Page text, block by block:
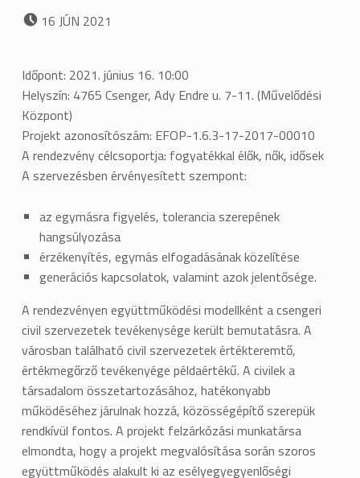
POSTED ON:
16 JÚN 2021
Időpont: 2021. június 16. 10:00
Helyszín: 4765 Csenger, Ady Endre u. 7-11. (Művelődési
Központ)
Projekt azonosítószám: EFOP-1.6.3-17-2017-00010
A rendezvény célcsoportja: fogyatékkal élők, nők, idősek
A szervezésben érvényesített szempont:
az egymásra figyelés, tolerancia szerepének
hangsúlyozása
érzékenyítés, egymás elfogadásának közelítése
generációs kapcsolatok, valamint azok jelentősége.
A rendezvényen együttműködési modellként a csengeri
civil szervezetek tevékenysége került bemutatásra. A
városban található civil szervezetek értékteremtő,
értékmegőrző tevékenyége példaértékű. A civilek a
társadalom összetartozásához, hatékonyabb
működéséhez járulnak hozzá, közösségépítő szerepük
rendkívül fontos. A projekt felzárkózási munkatársa
elmondta, hogy a projekt megvalósítása során szoros
együttműködés alakult ki az esélyegyegyenlőségi